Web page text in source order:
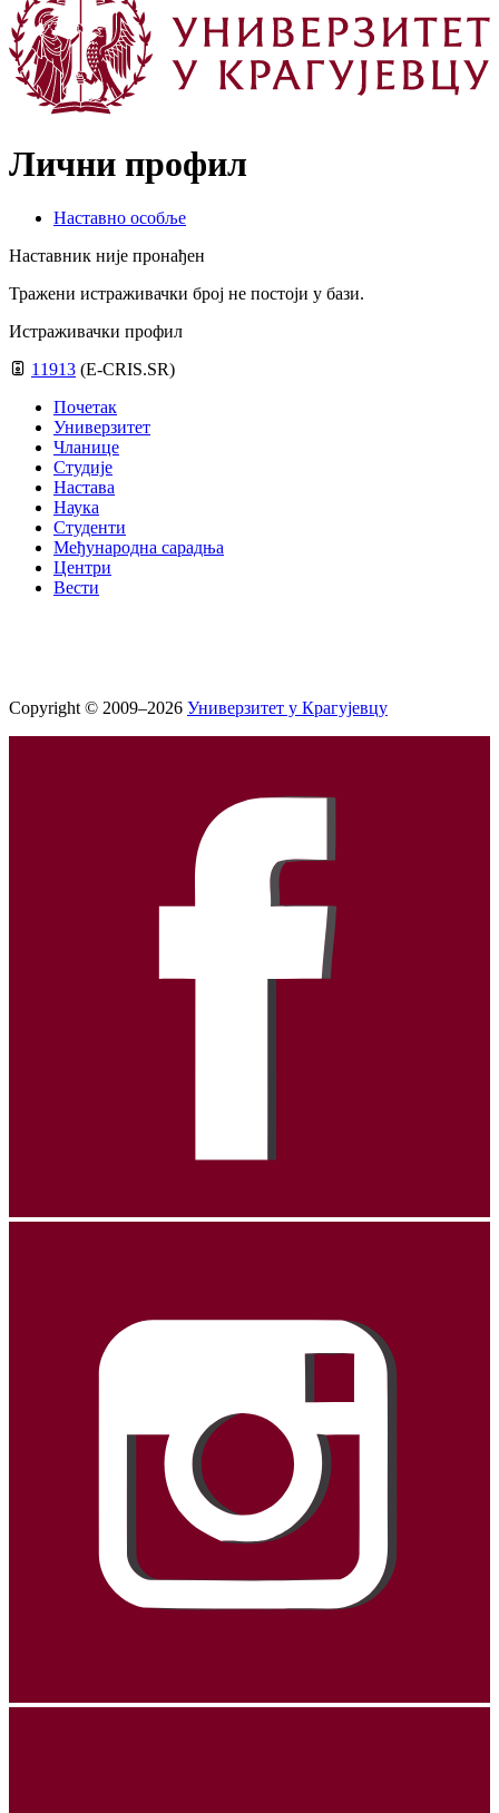
Лични профил
Наставно особље
Наставник није пронађен
Тражени истраживачки број не постоји у бази.
Истраживачки профил
11913 (E-CRIS.SR)
Почетак
Универзитет
Чланице
Студије
Настава
Наука
Студенти
Међународна сарадња
Центри
Вести
Copyright © 2009–2026 Универзитет у Крагујевцу